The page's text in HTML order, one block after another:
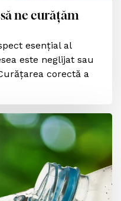
ne curățăm
esențial al
este neglijat sau
corectă a